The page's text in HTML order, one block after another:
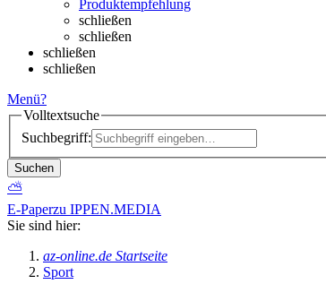
Produktempfehlung
schließen
schließen
schließen
schließen
Menü?
Volltextsuche
Suchbegriff:
Suchen
⛅
E-Paperzu IPPEN.MEDIA
Sie sind hier:
az-online.de Startseite
Sport